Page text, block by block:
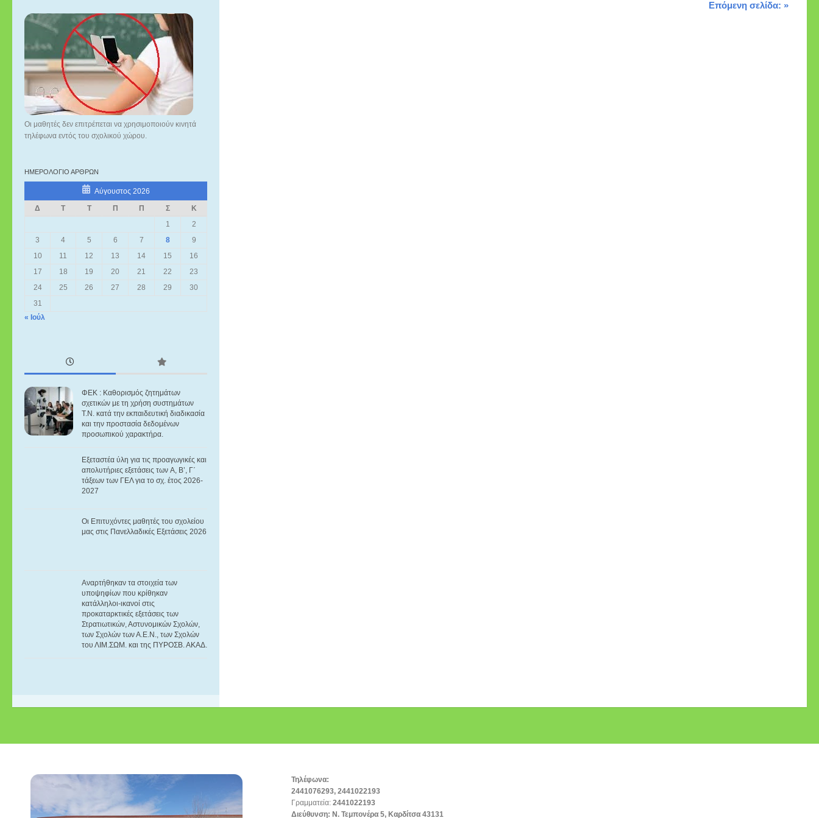
Επόμενη σελίδα: »
Οι μαθητές δεν επιτρέπεται να χρησιμοποιούν κινητά
τηλέφωνα εντός του σχολικού χώρου.
ΗΜΕΡΟΛΌΓΙΟ ΆΡΘΡΩΝ
Αύγουστος 2026
Δ
Τ Τ Π Π Σ
Κ
1
2
3
4 5 6 7 8
9
10
11 12 13 14 15
16
17
18 19 20 21 22
23
24
25 26 27 28 29
30
31
« Ιούλ
ΦΕΚ : Καθορισμός ζητημάτων
σχετικών με τη χρήση συστημάτων
Τ.Ν. κατά την εκπαιδευτική διαδικασία
και την προστασία δεδομένων
προσωπικού χαρακτήρα.
Eξεταστέα ύλη για τις προαγωγικές και
απολυτήριες εξετάσεις των A, B’, Γ΄
τάξεων των ΓΕΛ για το σχ. έτος 2026-
2027
Οι Επιτυχόντες μαθητές του σχολείου
μας στις Πανελλαδικές Εξετάσεις 2026
Αναρτήθηκαν τα στοιχεία των
υποψηφίων που κρίθηκαν
κατάλληλοι-ικανοί στις
προκαταρκτικές εξετάσεις των
Στρατιωτικών, Αστυνομικών Σχολών,
των Σχολών των Α.E.N., των Σχολών
του ΛΙΜ.ΣΩΜ. και της ΠΥΡΟΣΒ. ΑΚΑΔ.
Τηλέφωνα:
2441076293, 2441022193
Γραμματεία: 2441022193
Διεύθυνση: Ν. Τεμπονέρα 5, Καρδίτσα 43131